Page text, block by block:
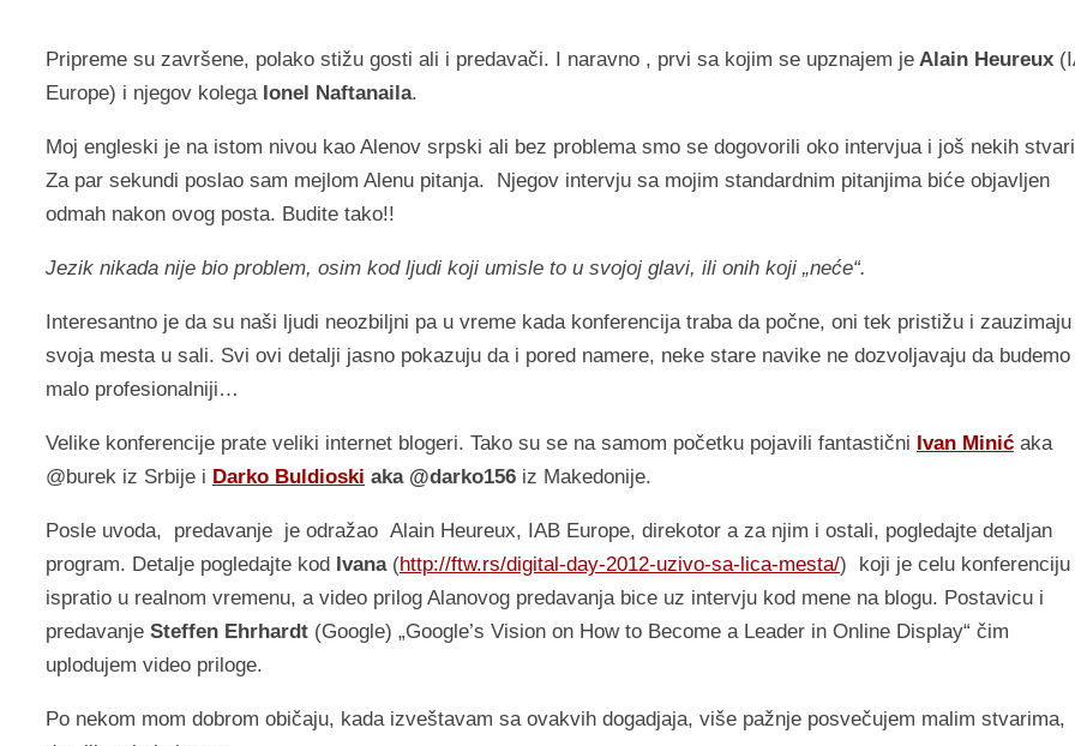
Pripreme su završene, polako stižu gosti ali i predavači. I naravno , prvi sa kojim se upznajem je Alain Heureux
Europe) i njegov kolega Ionel Naftanaila.
Moj engleski je na istom nivou kao Alenov srpski ali bez problema smo se dogovorili oko intervjua i još nekih
Za par sekundi poslao sam mejlom Alenu pitanja. Njegov intervju sa mojim standardnim pitanjima biće objavljen
odmah nakon ovog posta. Budite tako!!
Jezik nikada nije bio problem, osim kod ljudi koji umisle to u svojoj glavi, ili onih koji „neće“.
Interesantno je da su naši ljudi neozbiljni pa u vreme kada konferencija traba da počne, oni tek pristižu i zauzimaju
svoja mesta u sali. Svi ovi detalji jasno pokazuju da i pored namere, neke stare navike ne dozvoljavaju da budemo
malo profesionalniji…
Velike konferencije prate veliki internet blogeri. Tako su se na samom početku pojavili fantastični Ivan Minić aka
@burek iz Srbije i Darko Buldioski aka @darko156 iz Makedonije.
Posle uvoda, predavanje je odražao Alain Heureux, IAB Europe, direkotor a za njim i ostali, pogledajte detaljan
program. Detalje pogledajte kod
Ivana(http://ftw.rs/digital-day-2012-uzivo-sa-lica-mesta/) koji je celu konferenciju
ispratio u realnom vremenu, a video prilog Alanovog predavanja bice uz intervju kod mene na blogu. Postavicu i
predavanje Steffen Ehrhardt (Google) „Google’s Vision on How to Become a Leader in Online Display“ čim
uplodujem video priloge.
Po nekom mom dobrom običaju, kada izveštavam sa ovakvih dogadjaja, više pažnje posvečujem malim stvarima,